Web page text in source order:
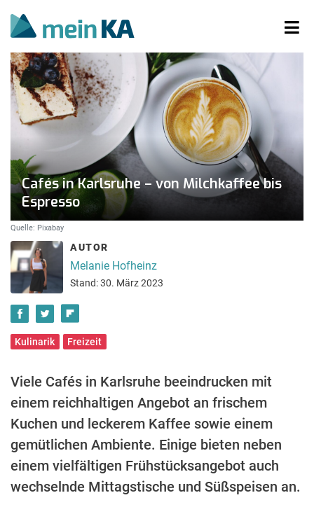
Cafés in Karlsruhe – von Milchkaffee bis
Espresso
Quelle: Pixabay
AUTOR
Melanie Hofheinz
Stand: 30. März 2023
Kulinarik Freizeit
Viele Cafés in Karlsruhe beeindrucken mit
einem reichhaltigen Angebot an frischem
Kuchen und leckerem Kaffee sowie einem
gemütlichen Ambiente. Einige bieten neben
einem vielfältigen Frühstücksangebot auch
wechselnde Mittagstische und Süßspeisen an.